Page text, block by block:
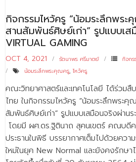
กิจกรรมไหว้ครู “น้อมระลึกพระ
สานสัมพันธ์ศิษย์เก่า” รูปแบบเส
VIRTUAL GAMING
OCT 4, 2021 รัตนาพร ศรีมาตย์
กิจกร
น้อมระลึกพระคุณครู, ไหว้ครู
คณะวิทยาศาสตร์และเทคโนโลยี ได้ร่วม
ไทย ในกิจกรรมไหว้ครู “น้อมระลึกพระคุ
สัมพันธ์ศิษย์เก่า” รูปแบบเสมือนจริงผ่าน
โดยมี ผศ.ดร.ฐิตินาถ สุคนเขตร์ คณบดี
ประธานในพิธี บรรยากาศเต็มไปด้วยคว
ใหม่ในยุค New Normal และยังคงรักษ